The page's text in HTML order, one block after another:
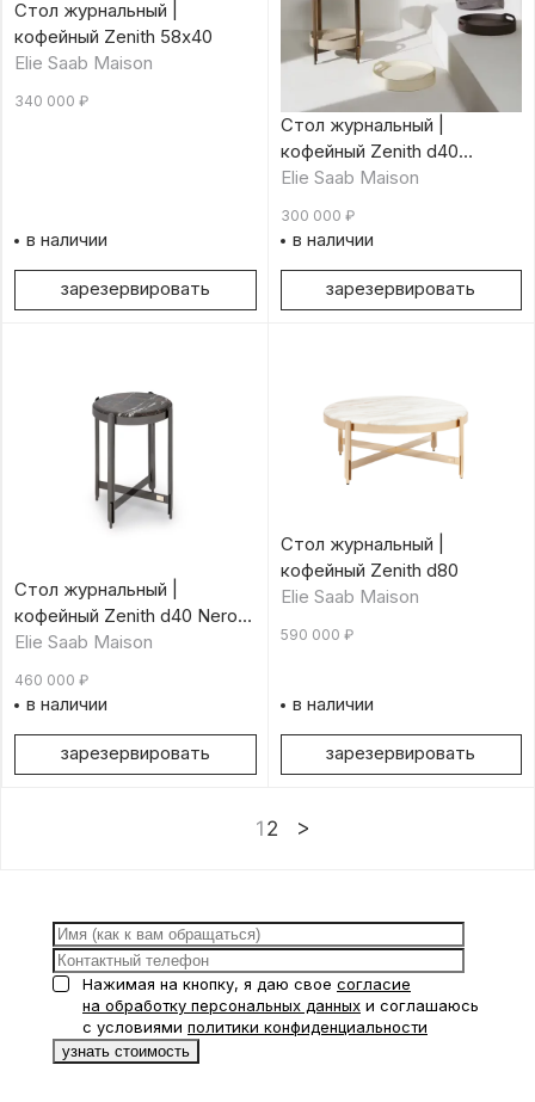
Стол журнальный |
кофейный Zenith 58х40
Elie Saab Maison
340 000 ₽
в наличии
зарезервировать
Стол журнальный |
кофейный Zenith d40
Calacatta Oro
Elie Saab Maison
300 000 ₽
в наличии
зарезервировать
Стол журнальный |
кофейный Zenith d40 Nero
Marquina
Elie Saab Maison
460 000 ₽
в наличии
зарезервировать
Стол журнальный |
кофейный Zenith d80
Elie Saab Maison
590 000 ₽
в наличии
зарезервировать
1 2
Нажимая на кнопку, я даю свое согласие
на обработку персональных данных и соглашаюсь
с условиями политики конфиденциальности